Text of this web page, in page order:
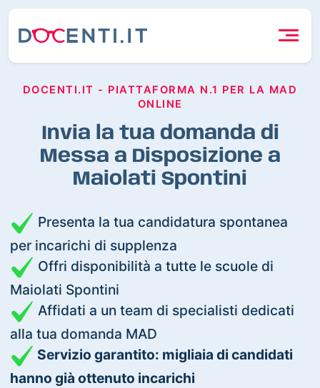
DOCENTI.IT - PIATTAFORMA N.1 PER LA MAD
ONLINE
Invia la tua domanda di
Messa a Disposizione a
Maiolati Spontini
Presenta la tua candidatura spontanea
per incarichi di supplenza
Offri disponibilità a tutte le scuole di
Maiolati Spontini
Affidati a un team di specialisti dedicati
alla tua domanda MAD
Servizio garantito: migliaia di candidati
hanno già ottenuto incarichi